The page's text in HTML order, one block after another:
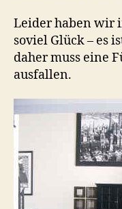
Leider haben wir
soviel Glück – es
daher muss eine
ausfallen.